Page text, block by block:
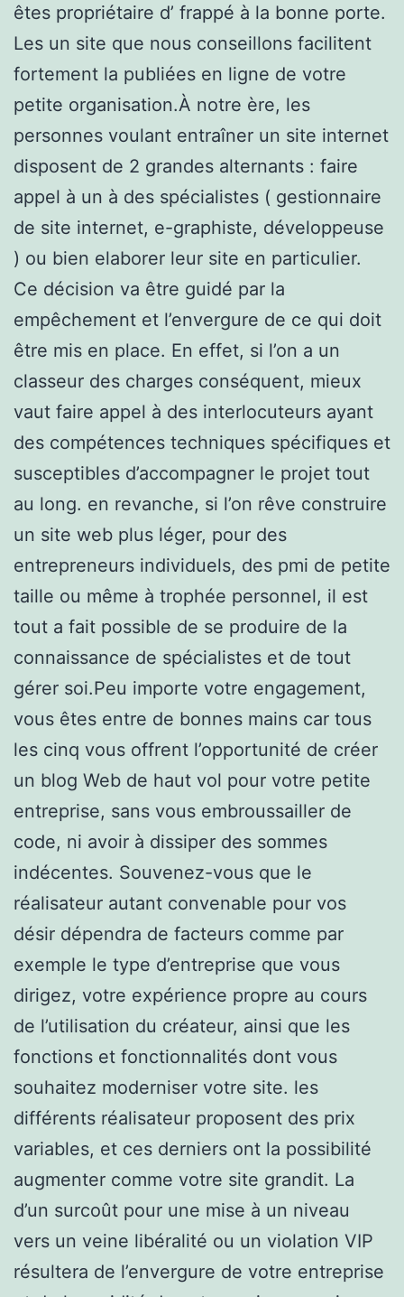
êtes propriétaire d’ frappé à la bonne porte.
Les un site que nous conseillons facilitent
fortement la publiées en ligne de votre
petite organisation.À notre ère, les
personnes voulant entraîner un site internet
disposent de 2 grandes alternants : faire
appel à un à des spécialistes ( gestionnaire
de site internet, e-graphiste, développeuse
) ou bien elaborer leur site en particulier.
Ce décision va être guidé par la
empêchement et l’envergure de ce qui doit
être mis en place. En effet, si l’on a un
classeur des charges conséquent, mieux
vaut faire appel à des interlocuteurs ayant
des compétences techniques spécifiques et
susceptibles d’accompagner le projet tout
au long. en revanche, si l’on rêve construire
un site web plus léger, pour des
entrepreneurs individuels, des pmi de petite
taille ou même à trophée personnel, il est
tout a fait possible de se produire de la
connaissance de spécialistes et de tout
gérer soi.Peu importe votre engagement,
vous êtes entre de bonnes mains car tous
les cinq vous offrent l’opportunité de créer
un blog Web de haut vol pour votre petite
entreprise, sans vous embroussailler de
code, ni avoir à dissiper des sommes
indécentes. Souvenez-vous que le
réalisateur autant convenable pour vos
désir dépendra de facteurs comme par
exemple le type d’entreprise que vous
dirigez, votre expérience propre au cours
de l’utilisation du créateur, ainsi que les
fonctions et fonctionnalités dont vous
souhaitez moderniser votre site. les
différents réalisateur proposent des prix
variables, et ces derniers ont la possibilité
augmenter comme votre site grandit. La
d’un surcoût pour une mise à un niveau
vers un veine libéralité ou un violation VIP
résultera de l’envergure de votre entreprise